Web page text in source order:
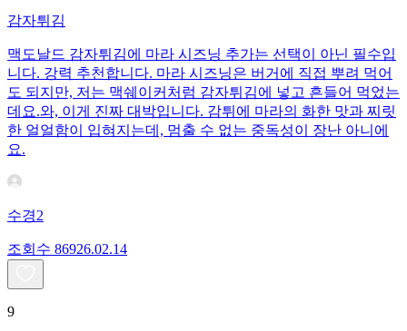
감자튀김
맥도날드 감자튀김에 마라 시즈닝 추가는 선택이 아닌 필수입
니다. 강력 추천합니다. 마라 시즈닝은 버거에 직접 뿌려 먹어
도 되지만, 저는 맥쉐이커처럼 감자튀김에 넣고 흔들어 먹었는
데요. ​와, 이게 진짜 대박입니다. 감튀에 마라의 화한 맛과 찌릿
한 얼얼함이 입혀지는데, 멈출 수 없는 중독성이 장난 아니에
요.
수경2
조회수 86926.02.14
9